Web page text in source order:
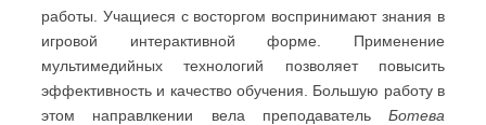
работы. Учащиеся с восторгом воспринимают знания в
игровой интерактивной форме. Применение
мультимедийных технологий позволяет повысить
эффективность и качество обучения. Большую работу в
этом направлкении вела преподаватель Ботева